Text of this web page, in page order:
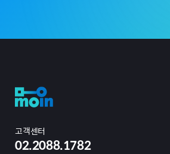
고객센터
02.2088.1782